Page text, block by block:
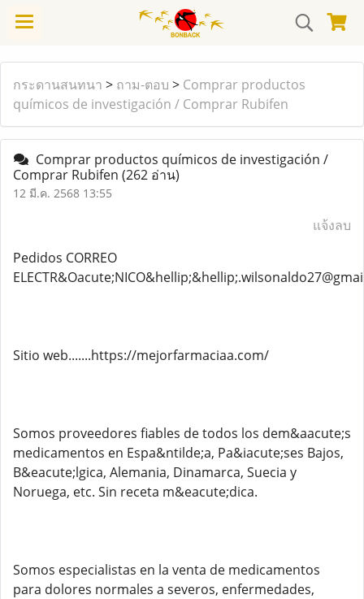
กระดานสนทนา > ถาม-ตอบ > Comprar productos
químicos de investigación / Comprar Rubifen
Comprar productos químicos de investigación /
Comprar Rubifen (262 อ่าน)
12 มี.ค. 2568 13:55
แจ้งลบ
Pedidos CORREO
Sitio web.......https://mejorfarmaciaa.com/
Somos proveedores fiables de todos los dem&aacute;s
medicamentos en Espa&ntilde;a, Pa&iacute;ses Bajos,
B&eacute;lgica, Alemania, Dinamarca, Suecia y
Noruega, etc. Sin receta m&eacute;dica.
Somos especialistas en la venta de medicamentos
para dolores normales a severos, enfermedades,